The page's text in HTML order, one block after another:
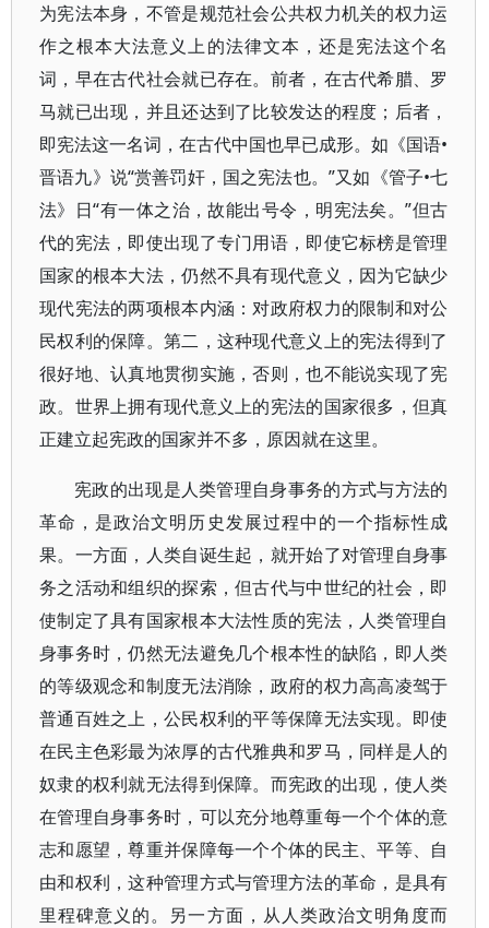
为宪法本身，不管是规范社会公共权力机关的权力运
作之根本大法意义上的法律文本，还是宪法这个名
词，早在古代社会就已存在。前者，在古代希腊、罗
马就已出现，并且还达到了比较发达的程度；后者，
即宪法这一名词，在古代中国也早已成形。如《国语•
晋语九》说“赏善罚奸，国之宪法也。”又如《管子•七
法》日“有一体之治，故能出号令，明宪法矣。”但古
代的宪法，即使出现了专门用语，即使它标榜是管理
国家的根本大法，仍然不具有现代意义，因为它缺少
现代宪法的两项根本内涵：对政府权力的限制和对公
民权利的保障。第二，这种现代意义上的宪法得到了
很好地、认真地贯彻实施，否则，也不能说实现了宪
政。世界上拥有现代意义上的宪法的国家很多，但真
正建立起宪政的国家并不多，原因就在这里。
宪政的出现是人类管理自身事务的方式与方法的
革命，是政治文明历史发展过程中的一个指标性成
果。一方面，人类自诞生起，就开始了对管理自身事
务之活动和组织的探索，但古代与中世纪的社会，即
使制定了具有国家根本大法性质的宪法，人类管理自
身事务时，仍然无法避免几个根本性的缺陷，即人类
的等级观念和制度无法消除，政府的权力高高凌驾于
普通百姓之上，公民权利的平等保障无法实现。即使
在民主色彩最为浓厚的古代雅典和罗马，同样是人的
奴隶的权利就无法得到保障。而宪政的出现，使人类
在管理自身事务时，可以充分地尊重每一个个体的意
志和愿望，尊重并保障每一个个体的民主、平等、自
由和权利，这种管理方式与管理方法的革命，是具有
里程碑意义的。另一方面，从人类政治文明角度而